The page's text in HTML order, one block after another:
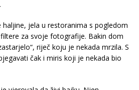
haljine, jela u restoranima s pogledom
za svoje fotografije. Bakin dom
riječ koju je nekada mrzila. S
čak i miris koji je nekada bio